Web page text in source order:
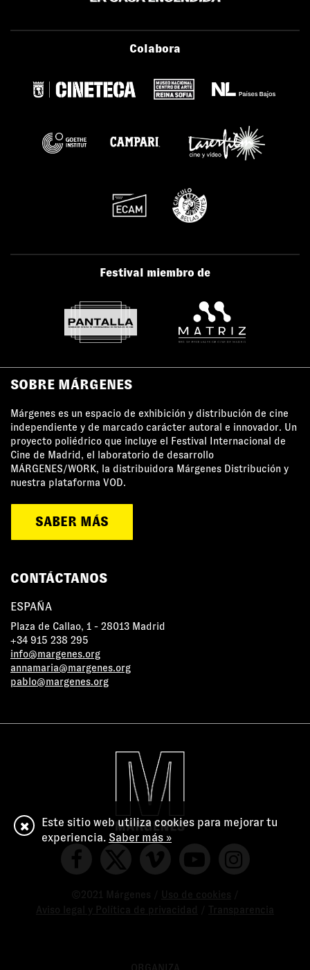
Colabora
Festival miembro de
SOBRE MÁRGENES
Márgenes es un espacio de exhibición y distribución de cine
independiente y de marcado carácter autoral e innovador. Un
proyecto poliédrico que incluye el Festival Internacional de
Cine de Madrid, el laboratorio de desarrollo
MÁRGENES/WORK, la distribuidora Márgenes Distribución y
nuestra plataforma VOD.
SABER MÁS
CONTÁCTANOS
ESPAÑA
Plaza de Callao, 1 - 28013 Madrid
+34 915 238 295
info@margenes.org
annamaria@margenes.org
pablo@margenes.org
©2021 Márgenes / Uso de cookies
Aviso legal y Política de privacidad
Transparencia
ORGANIZA
Este sitio web utiliza cookies para mejorar tu
experiencia. Saber más »